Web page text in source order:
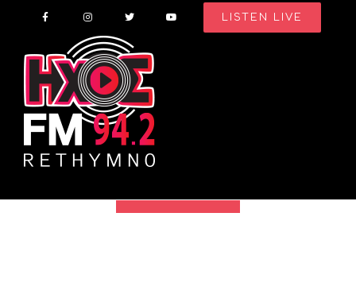
content
LISTEN LIVE